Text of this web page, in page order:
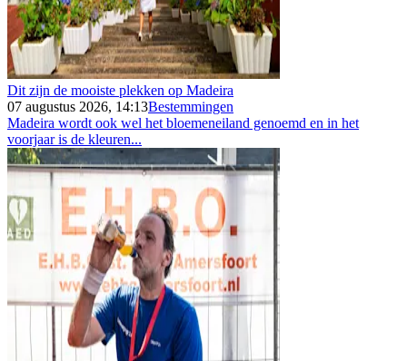
Dit zijn de mooiste plekken op Madeira
07 augustus 2026, 14:13Bestemmingen
Madeira wordt ook wel het bloemeneiland genoemd en in het
voorjaar is de kleuren...